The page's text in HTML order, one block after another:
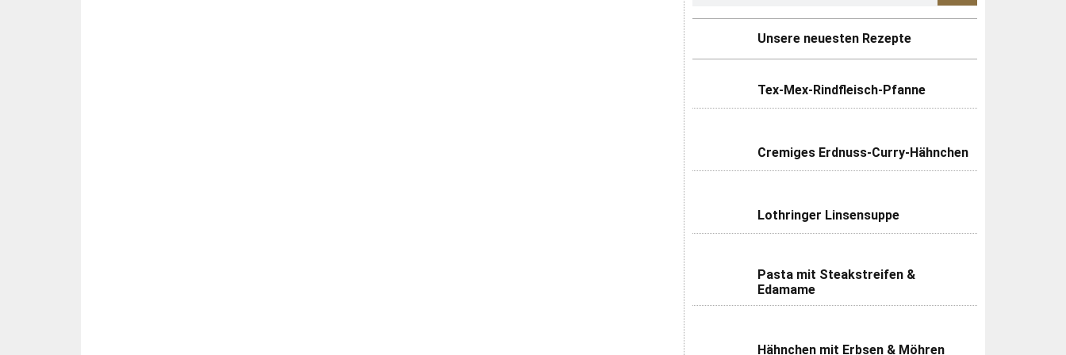
Unsere neuesten Rezepte
Tex-Mex-Rindfleisch-Pfanne
Cremiges Erdnuss-Curry-Hähnchen
Lothringer Linsensuppe
Pasta mit Steakstreifen &
Edamame
Hähnchen mit Erbsen & Möhren